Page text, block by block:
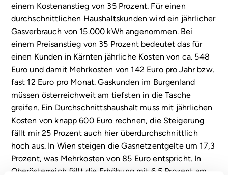
einem Kostenanstieg von 35 Prozent. Für einen
durchschnittlichen Haushaltskunden wird ein jährlicher
Gasverbrauch von 15.000 kWh angenommen. Bei
einem Preisanstieg von 35 Prozent bedeutet das für
einen Kunden in Kärnten jährliche Kosten von ca. 548
Euro und damit Mehrkosten von 142 Euro pro Jahr bzw.
fast 12 Euro pro Monat. Gaskunden im Burgenland
müssen österreichweit am tiefsten in die Tasche
greifen. Ein Durchschnittshaushalt muss mit jährlichen
Kosten von knapp 600 Euro rechnen, die Steigerung
fällt mir 25 Prozent auch hier überdurchschnittlich
hoch aus. In Wien steigen die Gasnetzentgelte um 17,3
Prozent, was Mehrkosten von 85 Euro entspricht. In
Oberösterreich fällt die Erhöhung mit 6,5 Prozent am